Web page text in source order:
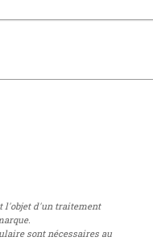
l'objet d'un traitement
sont nécessaires au